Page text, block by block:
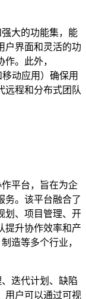
大的功能集，能
户界面和灵活的功
。此外，
动应用）确保用
远程和分布式团队
平台，旨在为企
务。该平台融合了
划、项目管理、开
提升协作效率和产
造等多个行业，
迭代计划、缺陷
用户可以通过可视